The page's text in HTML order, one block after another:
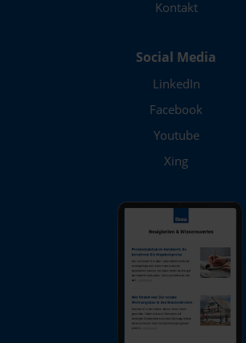
Kontakt
Social Media
LinkedIn
Facebook
Youtube
Xing